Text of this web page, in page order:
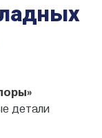
детали